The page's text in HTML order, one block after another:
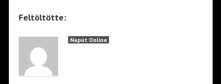
Feltöltötte:
Napút Online